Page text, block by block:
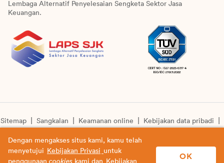
Lembaga Alternatif Penyelesaian Sengketa Sektor Jasa
Keuangan.
Sitemap Sangkalan Keamanan online
Kebijakan data pribadi
© Copyright 2026 PT FWD Insurance Indonesia. All rights
Dengan mengakses situs kami, kamu telah
menyetujui
Kebijakan Privasi untuk
penggunaan cookies kami dan Kebijakan
OK